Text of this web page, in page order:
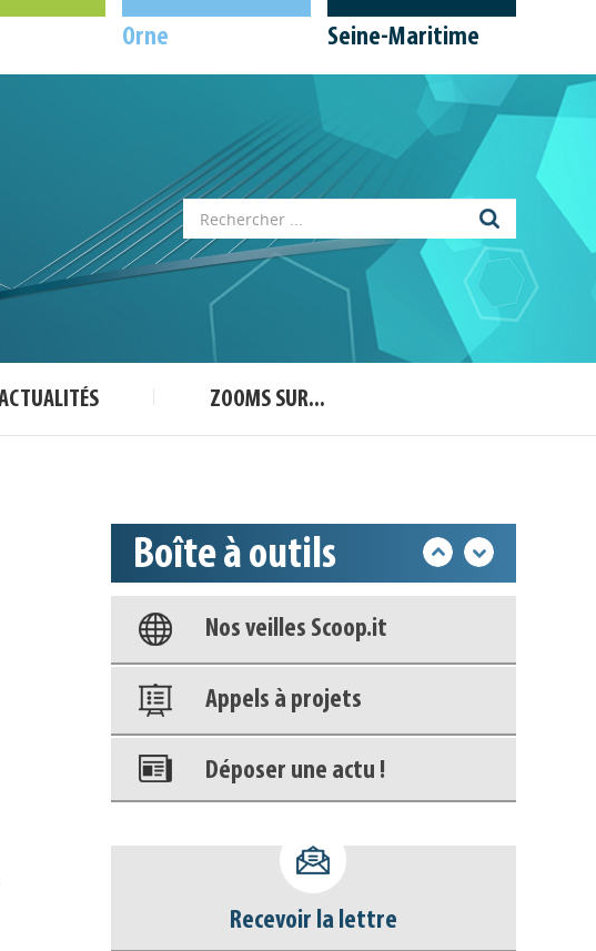
Orne Seine-Maritime
ZOOMS SUR...
Boîte à outils
Appels à projets
Déposer une actu !
déconnecter)
Nos veilles Scoop.it
Appels à projets
Déposer une actu !
Accéder à son compte - (Se
déconnecter)
Base documentaire